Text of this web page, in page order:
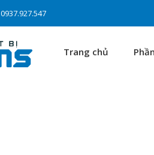
0937.927.547
Trang chủ